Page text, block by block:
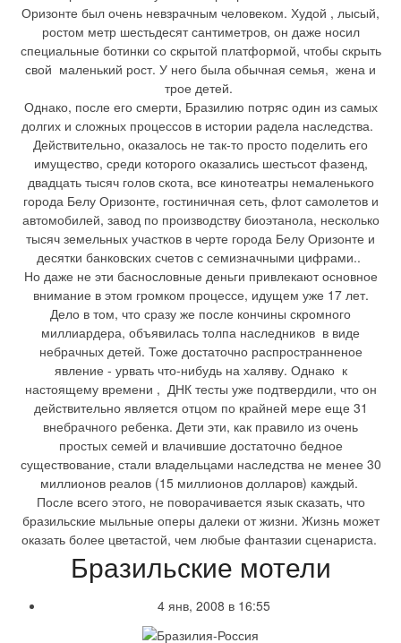
Оризонте был очень невзрачным человеком. Худой , лысый,
ростом метр шестьдесят сантиметров, он даже носил
специальные ботинки со скрытой платформой, чтобы скрыть
свой маленький рост. У него была обычная семья, жена и
трое детей.
Однако, после его смерти, Бразилию потряс один из самых
долгих и сложных процессов в истории радела наследства.
Действительно, оказалось не так-то просто поделить его
имущество, среди которого оказались шестьсот фазенд,
двадцать тысяч голов скота, все кинотеатры немаленького
города Белу Оризонте, гостиничная сеть, флот самолетов и
автомобилей, завод по производству биоэтанола, несколько
тысяч земельных участков в черте города Белу Оризонте и
десятки банковских счетов с семизначными цифрами..
Но даже не эти баснословные деньги привлекают основное
внимание в этом громком процессе, идущем уже 17 лет.
Дело в том, что сразу же после кончины скромного
миллиардера, объявилась толпа наследников в виде
небрачных детей. Тоже достаточно распространненое
явление - урвать что-нибудь на халяву. Однако к
настоящему времени , ДНК тесты уже подтвердили, что он
действительно является отцом по крайней мере еще 31
внебрачного ребенка. Дети эти, как правило из очень
простых семей и влачившие достаточно бедное
существование, стали владельцами наследства не менее 30
миллионов реалов (15 миллионов долларов) каждый.
После всего этого, не поворачивается язык сказать, что
бразильские мыльные оперы далеки от жизни. Жизнь может
оказать более цветастой, чем любые фантазии сценариста.
Бразильские мотели
4 янв, 2008 в 16:55